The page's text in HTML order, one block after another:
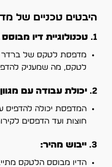
היבטים טכניים של
1. טכנולוגיית דיו
מדפסת לטקס של ברדר
לטקס, מה שמעניק
2. יכולת עבודה עם
המדפסת יכולה להדפיס
חוצות ועד הדפסים
3. ייבוש מהיר:
הדיו מבוסס הלטקס